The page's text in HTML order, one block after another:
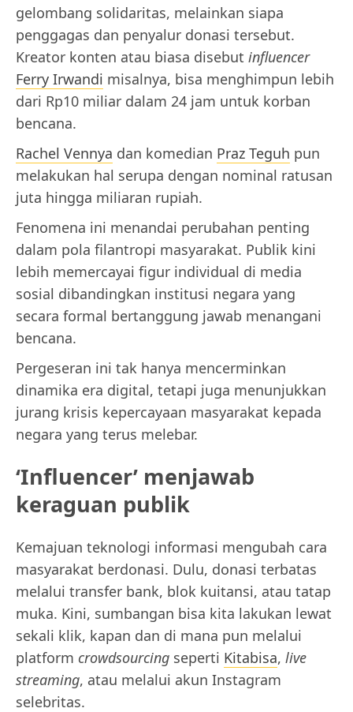
gelombang solidaritas, melainkan siapa
penggagas dan penyalur donasi tersebut.
Kreator konten atau biasa disebut influencer
Ferry Irwandi misalnya, bisa menghimpun lebih
dari Rp10 miliar dalam 24 jam untuk korban
bencana.
Rachel Vennya dan komedian Praz Teguh pun
melakukan hal serupa dengan nominal ratusan
juta hingga miliaran rupiah.
Fenomena ini menandai perubahan penting
dalam pola filantropi masyarakat. Publik kini
lebih memercayai figur individual di media
sosial dibandingkan institusi negara yang
secara formal bertanggung jawab menangani
bencana.
Pergeseran ini tak hanya mencerminkan
dinamika era digital, tetapi juga menunjukkan
jurang krisis kepercayaan masyarakat kepada
negara yang terus melebar.
‘Influencer’ menjawab
keraguan publik
Kemajuan teknologi informasi mengubah cara
masyarakat berdonasi. Dulu, donasi terbatas
melalui transfer bank, blok kuitansi, atau tatap
muka. Kini, sumbangan bisa kita lakukan lewat
sekali klik, kapan dan di mana pun melalui
platform crowdsourcing seperti Kitabisa, live
streaming, atau melalui akun Instagram
selebritas.